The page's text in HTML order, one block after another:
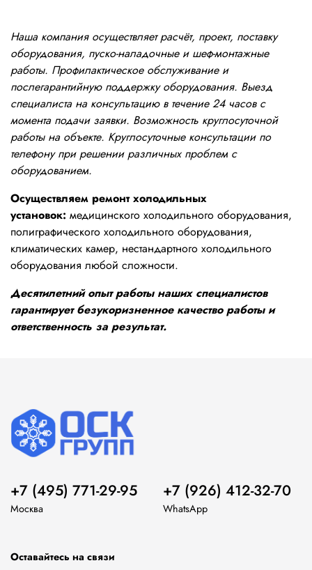
Наша компания осуществляет расчёт, проект, поставку
оборудования, пуско-наладочные и шеф-монтажные
работы. Профилактическое обслуживание и
послегарантийную поддержку оборудования. Выезд
специалиста на консультацию в течение 24 часов с
момента подачи заявки. Возможность круглосуточной
работы на объекте. Круглосуточные консультации по
телефону при решении различных проблем с
оборудованием.
Осуществляем ремонт холодильных
установок: медицинского холодильного оборудования,
полиграфического холодильного оборудования,
климатических камер, нестандартного холодильного
оборудования любой сложности.
Десятилетний опыт работы наших специалистов
гарантирует безукоризненное качество работы и
ответственность за результат.
+7 (495) 771-29-95
Москва
+7 (926) 412-32-70
WhatsApp
Оставайтесь на связи